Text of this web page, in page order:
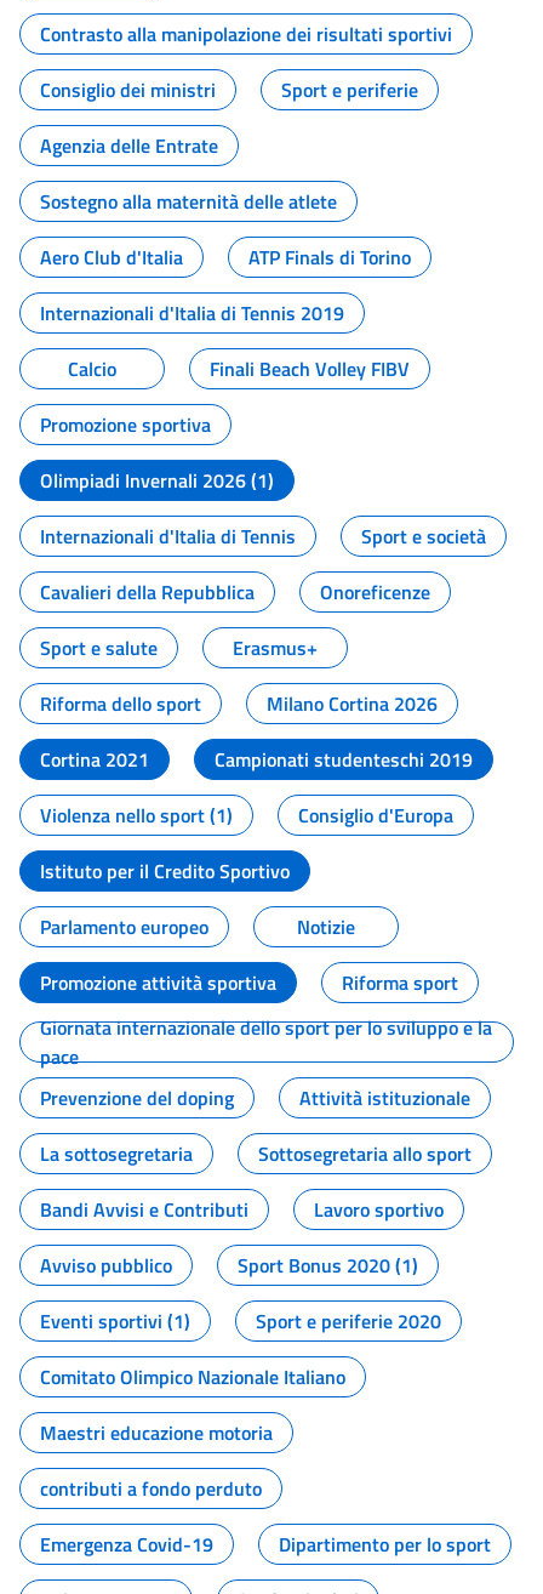
Contrasto alla manipolazione dei risultati sportivi
Consiglio dei ministri
Sport e periferie
Agenzia delle Entrate
Sostegno alla maternità delle atlete
Aero Club d'Italia
ATP Finals di Torino
Internazionali d'Italia di Tennis 2019
Calcio
Finali Beach Volley FIBV
Promozione sportiva
Olimpiadi Invernali 2026 (1)
Internazionali d'Italia di Tennis
Sport e società
Cavalieri della Repubblica
Onoreficenze
Sport e salute
Erasmus+
Riforma dello sport
Milano Cortina 2026
Cortina 2021
Campionati studenteschi 2019
Violenza nello sport (1)
Consiglio d'Europa
Istituto per il Credito Sportivo
Parlamento europeo
Notizie
Promozione attività sportiva
Riforma sport
Giornata internazionale dello sport per lo sviluppo e la
pace
Prevenzione del doping
Attività istituzionale
La sottosegretaria
Sottosegretaria allo sport
Bandi Avvisi e Contributi
Lavoro sportivo
Avviso pubblico
Sport Bonus 2020 (1)
Eventi sportivi (1)
Sport e periferie 2020
Comitato Olimpico Nazionale Italiano
Maestri educazione motoria
contributi a fondo perduto
Emergenza Covid-19
Dipartimento per lo sport